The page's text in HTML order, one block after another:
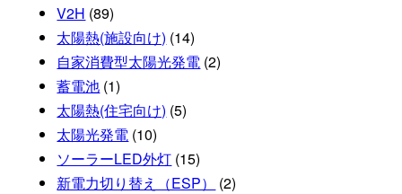
V2H (89)
太陽熱(施設向け) (14)
自家消費型太陽光発電 (2)
蓄電池 (1)
太陽熱(住宅向け) (5)
太陽光発電 (10)
ソーラーLED外灯 (15)
新電力切り替え（ESP）
(2)